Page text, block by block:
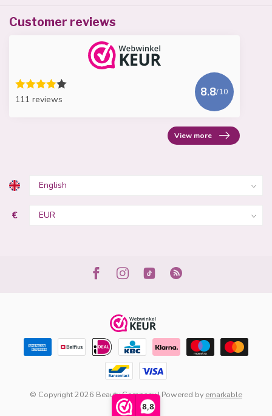
8,8
Customer reviews
111 reviews
8.8/10
View more
€
© Copyright 2026 Beauty Company | Powered by emarkable